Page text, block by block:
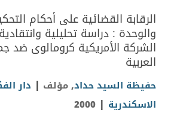
الرقابة القضائية على أحكام
والوحدة : دراسة تحليلية
الشركة الأمريكية كرومالوى ضد
العربية
حفيظة السيد حداد, مؤلف | دار
الاسكندرية |
2000